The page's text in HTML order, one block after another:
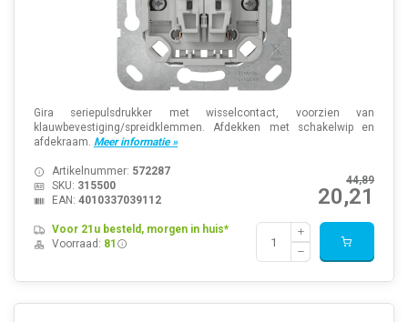
Gira seriepulsdrukker met wisselcontact, voorzien van
klauwbevestiging/spreidklemmen. Afdekken met schakelwip en
afdekraam. Meer informatie »
44,89
20,21
Artikelnummer: 572287
SKU: 315500
EAN: 4010337039112
Voor 21u besteld, morgen in huis*
Voorraad: 81